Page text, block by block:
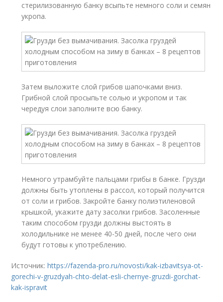
стерилизованную банку всыпьте немного соли и семян
укропа.
Затем выложите слой грибов шапочками вниз.
Грибной слой просыпьте солью и укропом и так
чередуя слои заполните всю банку.
Немного утрамбуйте пальцами грибы в банке. Грузди
должны быть утоплены в рассол, который получится
от соли и грибов. Закройте банку полиэтиленовой
крышкой, укажите дату засолки грибов. Засоленные
таким способом грузди должны выстоять в
холодильнике не менее 40-50 дней, после чего они
будут готовы к употреблению.
Источник:https://fazenda-pro.ru/novosti/kak-izbavitsya-ot-
gorechi-v-gruzdyah-chto-delat-esli-chernye-gruzdi-gorchat-
kak-ispravit